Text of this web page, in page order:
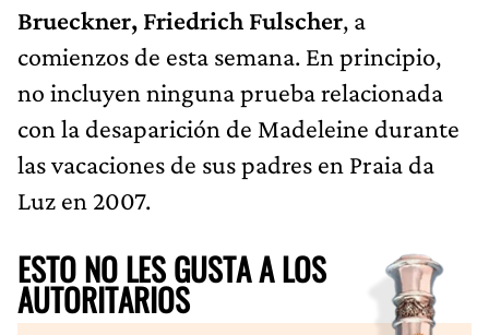
Brueckner, Friedrich Fulscher, a
comienzos de esta semana. En principio,
no incluyen ninguna prueba relacionada
con la desaparición de Madeleine durante
las vacaciones de sus padres en Praia da
Luz en 2007.
ESTO NO LES GUSTA A LOS
AUTORITARIOS